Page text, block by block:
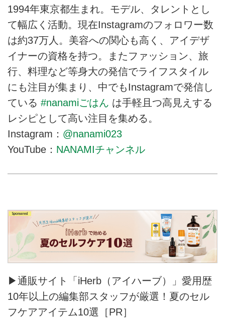
1994年東京都生まれ。モデル、タレントとし
て幅広く活動。現在Instagramのフォロワー数
は約37万人。美容への関心も高く、アイデザ
イナーの資格を持つ。またファッション、旅
行、料理など等身大の発信でライフスタイル
にも注目が集まり、中でもInstagramで発信し
ている #nanamiごはん は手軽且つ高見えする
レシピとして高い注目を集める。
Instagram： @nanami023
YouTube： NANAMIチャンネル
▶通販サイト「iHerb（アイハーブ）」愛用歴
10年以上の編集部スタッフが厳選！夏のセル
フケアアイテム10選［PR］